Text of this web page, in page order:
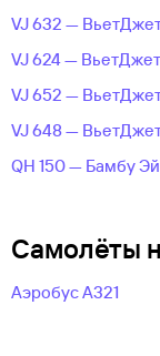
VJ 632 —
VJ 624 —
VJ 652 —
VJ 648 —
QH 150 — Бамбу
Самолёты
Аэробус А321